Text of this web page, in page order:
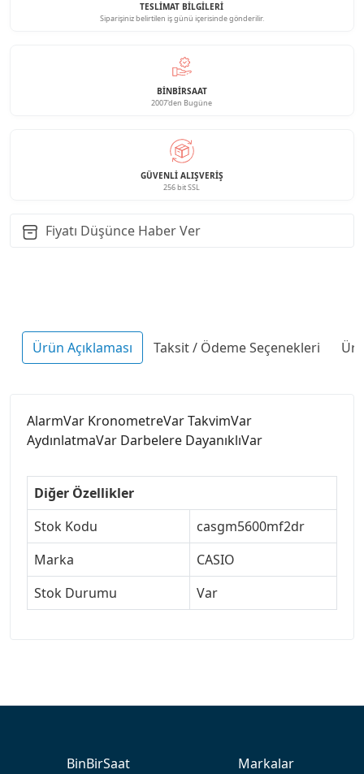
TESLİMAT BİLGİLERİ
Siparişiniz belirtilen iş günü içerisinde gönderilir.
BINBIRSAAT
2007'den Bugüne
GÜVENLI ALIŞVERIŞ
256 bit SSL
Fiyatı Düşünce Haber Ver
Ürün Açıklaması Taksit / Ödeme Seçenekleri
AlarmVar KronometreVar TakvimVar
AydınlatmaVar Darbelere DayanıklıVar
Diğer Özellikler
Stok Kodu
casgm5600mf2dr
Marka
CASIO
Stok Durumu
Var
BinBirSaat Markalar